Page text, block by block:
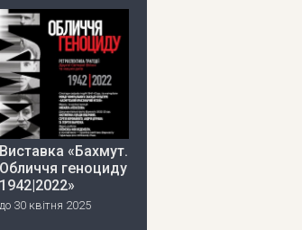
Виставка «Бахмут.
Обличчя геноциду
1942|2022»
до 30 квітня 2025